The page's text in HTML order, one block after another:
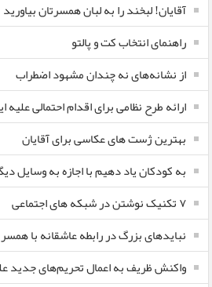
آقایان! لبخند را به لبان همسرتان بیاورید
راهنمای انتخاب کت و پالتو
از نشانه‌های نه چندان مشهود اضطراب
ارائه طرح نظامی برای اقدام احتمالی علیه
بهترین ژست های عکاسی برای آقایان
به کودکان یاد دهیم با اجازه به وسایل
۷ تکنیک نوشتن در شبکه های اجتماعی
نبایدهای بزرگ در رابطه عاشقانه با
واکنش ظریف به اعمال تحریم‌های جدید